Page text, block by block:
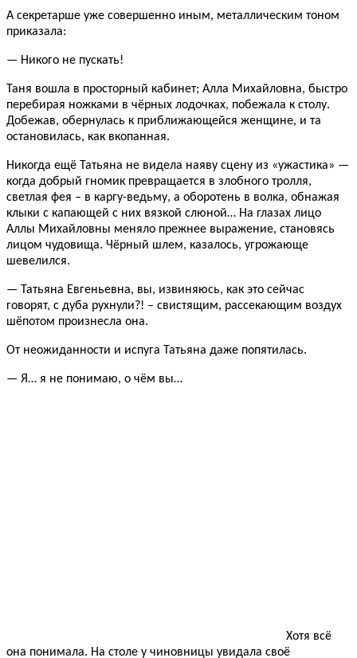
А секретарше уже совершенно иным, металлическим тоном
приказала:
— Никого не пускать!
Таня вошла в просторный кабинет; Алла Михайловна, быстро
перебирая ножками в чёрных лодочках, побежала к столу.
Добежав, обернулась к приближающейся женщине, и та
остановилась, как вкопанная.
Никогда ещё Татьяна не видела наяву сцену из «ужастика» —
когда добрый гномик превращается в злобного тролля,
светлая фея – в каргу-ведьму, а оборотень в волка, обнажая
клыки с капающей с них вязкой слюной… На глазах лицо
Аллы Михайловны меняло прежнее выражение, становясь
лицом чудовища. Чёрный шлем, казалось, угрожающе
шевелился.
— Татьяна Евгеньевна, вы, извиняюсь, как это сейчас
говорят, с дуба рухнули?! – свистящим, рассекающим воздух
шёпотом произнесла она.
От неожиданности и испуга Татьяна даже попятилась.
— Я… я не понимаю, о чём вы…
Хотя всё
она понимала. На столе у чиновницы увидала своё